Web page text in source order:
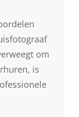
om
is